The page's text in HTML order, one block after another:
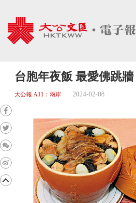
台胞年夜飯 最愛佛跳牆
大公報 A11：兩岸 2024-02-08